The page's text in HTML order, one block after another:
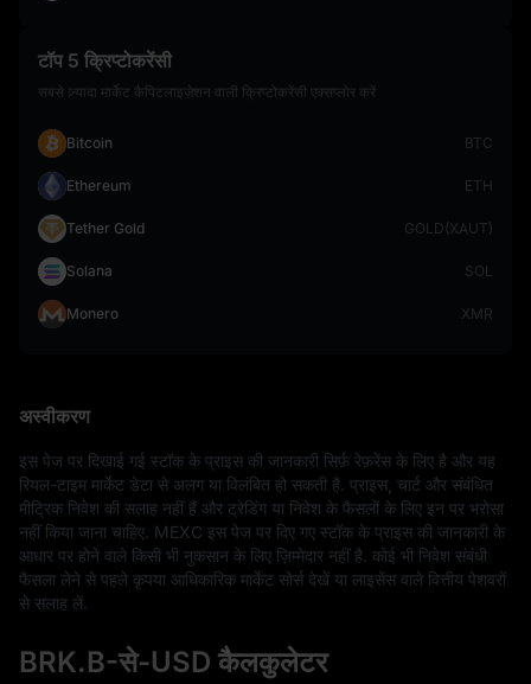
टॉप 5 क्रिप्टोकरेंसी
सबसे ज़्यादा मार्केट कैपिटलाइज़ेशन वाली क्रिप्टोकरेंसी एक्सप्लोर करें
Bitcoin BTC
Ethereum ETH
Tether Gold GOLD(XAUT)
Solana SOL
Monero XMR
अस्वीकरण
इस पेज पर दिखाई गई स्टॉक के प्राइस की जानकारी सिर्फ़ रेफ़रेंस के लिए है और यह
रियल-टाइम मार्केट डेटा से अलग या विलंबित हो सकती है. प्राइस, चार्ट और संबंधित
मीट्रिक निवेश की सलाह नहीं हैं और ट्रेडिंग या निवेश के फैसलों के लिए इन पर भरोसा
नहीं किया जाना चाहिए. MEXC इस पेज पर दिए गए स्टॉक के प्राइस की जानकारी के
आधार पर होने वाले किसी भी नुकसान के लिए ज़िम्मेदार नहीं है. कोई भी निवेश संबंधी
फैसला लेने से पहले कृपया आधिकारिक मार्केट सोर्स देखें या लाइसेंस वाले वित्तीय पेशवरों
से सलाह लें.
BRK.B-से-USD कैलकुलेटर